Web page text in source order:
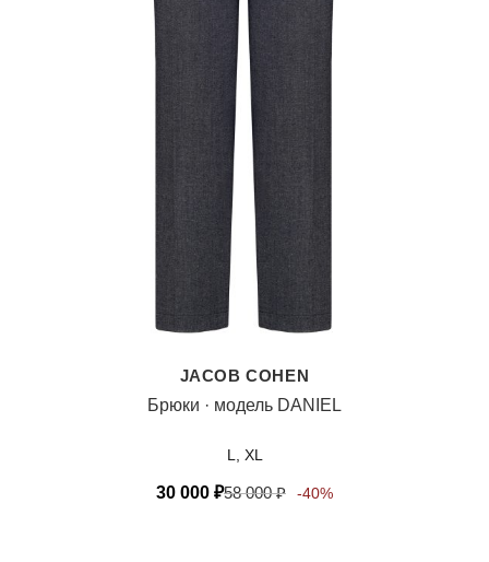
JACOB COHEN
Брюки · модель DANIEL
L, XL
30 000 ₽58 000₽ -40%